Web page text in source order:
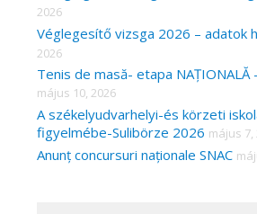
2026
Véglegesítő vizsga 2026 – adatok
2026
Tenis de masă- etapa NAȚIONALĂ
május 10, 2026
A székelyudvarhelyi-és körzeti
figyelmébe-Sulibörze 2026 május 7,
Anunț concursuri naționale SNAC